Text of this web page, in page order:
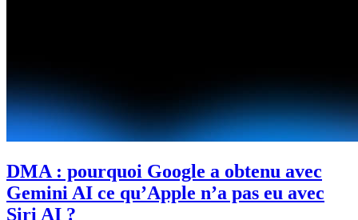
DMA : pourquoi Google a obtenu avec
Gemini AI ce qu’Apple n’a pas eu avec
Siri AI ?